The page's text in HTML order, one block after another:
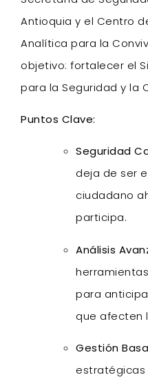
Antioquia y el Centro
Analítica para la
objetivo: fortalecer el
para la Seguridad y la
Puntos Clave:
Seguridad
deja de ser
ciudadano
participa.
Análisis
para
que afecten
Gestión